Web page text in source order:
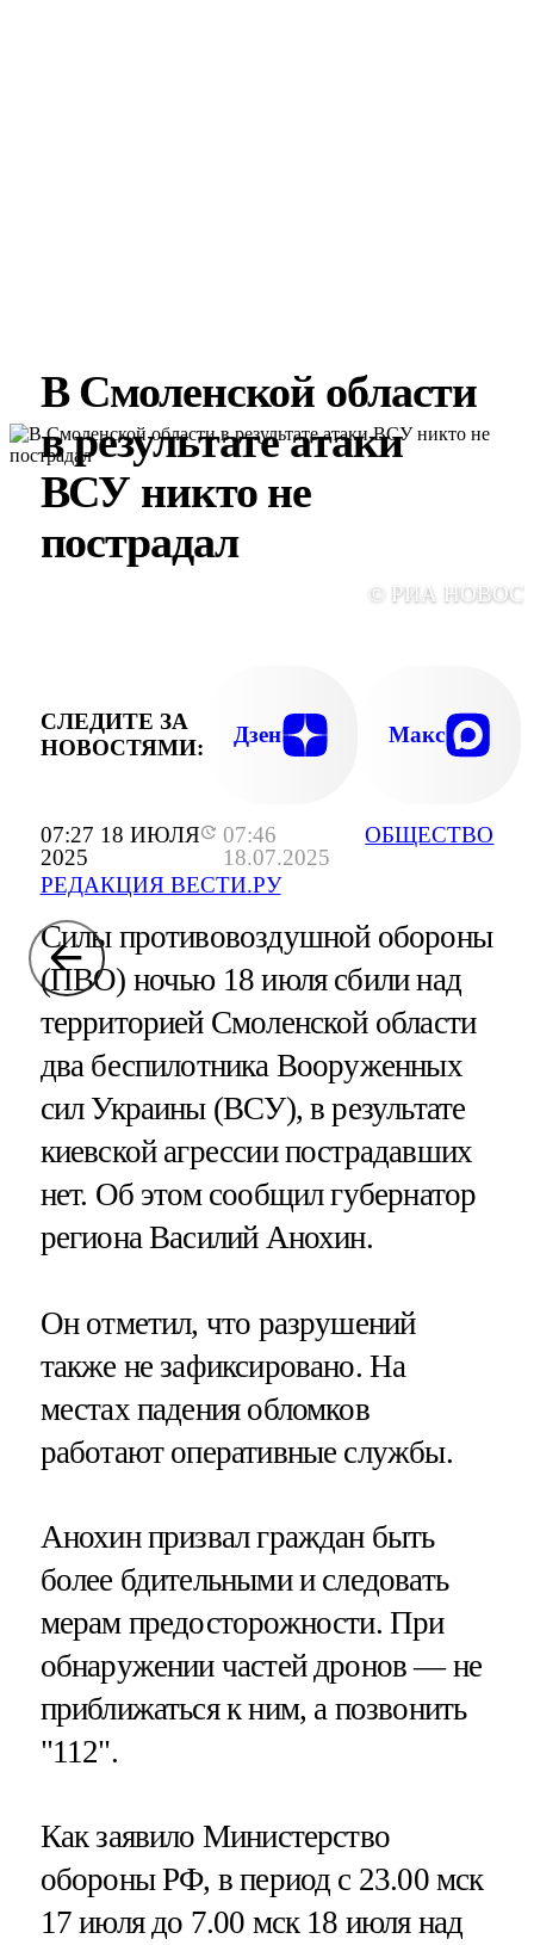
07:27 18 ИЮЛЯ
2025
07:46
18.07.2025
РЕДАКЦИЯ ВЕСТИ.РУ
ОБЩЕСТВО
В Смоленской области
в результате атаки
ВСУ никто не
пострадал
© РИА
СЛЕДИТЕ ЗА
НОВОСТЯМИ:
Дзен Макс
Силы противовоздушной обороны
(ПВО) ночью 18 июля сбили над
территорией Смоленской области
два беспилотника Вооруженных
сил Украины (ВСУ), в результате
киевской агрессии пострадавших
нет. Об этом сообщил губернатор
региона Василий Анохин.
Он отметил, что разрушений
также не зафиксировано. На
местах падения обломков
работают оперативные службы.
Анохин призвал граждан быть
более бдительными и следовать
мерам предосторожности. При
обнаружении частей дронов — не
приближаться к ним, а позвонить
"112".
Как заявило Министерство
обороны РФ, в период с 23.00 мск
17 июля до 7.00 мск 18 июля над